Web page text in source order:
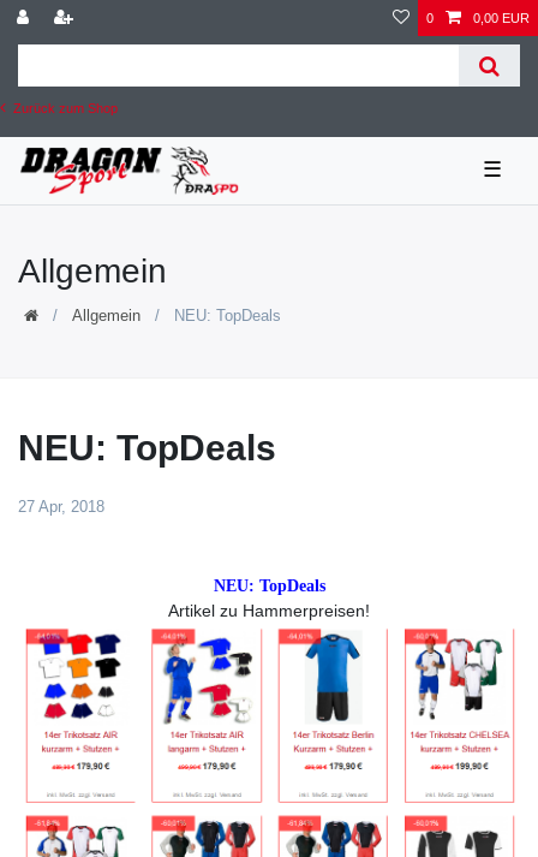
Zurück zum Shop
0 0,00 EUR
☰
Allgemein
Allgemein NEU: TopDeals
NEU: TopDeals
27 Apr, 2018
NEU: TopDeals
Artikel zu Hammerpreisen!